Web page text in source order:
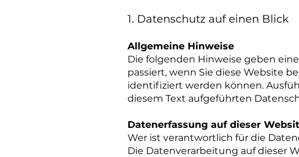
1. Datenschutz auf einen Blick
Allgemeine Hinweise
Die folgenden Hinweise geben
passiert, wenn Sie diese Website
identifiziert werden können.
diesem Text aufgeführten
Datenerfassung auf dieser
Wer ist verantwortlich für die
Die Datenverarbeitung auf dieser